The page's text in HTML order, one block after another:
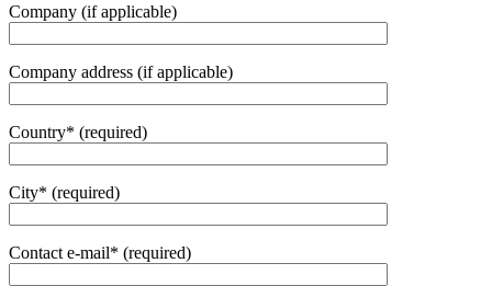
Company (if applicable)
Company address (if applicable)
Country* (required)
City* (required)
Contact e-mail* (required)